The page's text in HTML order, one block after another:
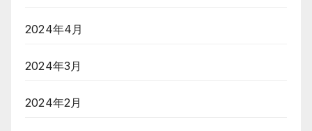
2024年4月
2024年3月
2024年2月